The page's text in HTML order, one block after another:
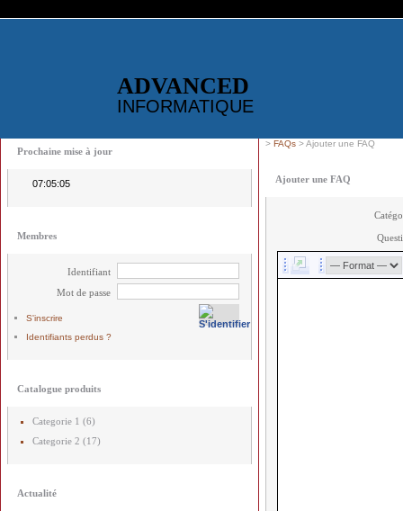
ADVANCED
INFORMATIQUE
Prochaine mise à jour
07:05:05
Membres
Identifiant
Mot de passe
S'inscrire
Identifiants perdus ?
Catalogue produits
Categorie 1 (6)
Categorie 2 (17)
Actualité
> FAQs > Ajouter une FAQ
Ajouter une FAQ